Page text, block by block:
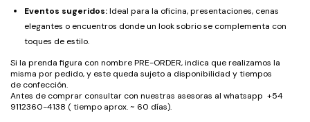
Eventos sugeridos:Ideal para la oficina, presentaciones, cenas
elegantes o encuentros donde un look sobrio se complementa con
toques de estilo.
Si la prenda figura con nombre PRE-ORDER, indica que realizamos la
misma por pedido, y este queda sujeto a disponibilidad y tiempos
de confección.
Antes de comprar consultar con nuestras asesoras al whatsapp +54
9112360-4138 ( tiempo aprox. ~ 60 días).